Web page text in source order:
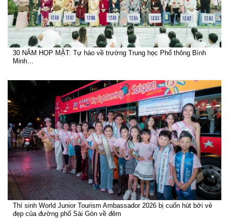
30 NĂM HỌP MẶT: Tự hào về trường Trung học Phổ thông Bình
Minh…
Thí sinh World Junior Tourism Ambassador 2026 bị cuốn hút bởi vẻ
đẹp của đường phố Sài Gòn về đêm